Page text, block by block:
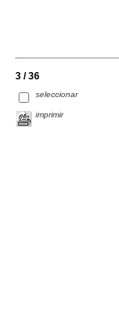
3 / 36
seleccionar
imprimir